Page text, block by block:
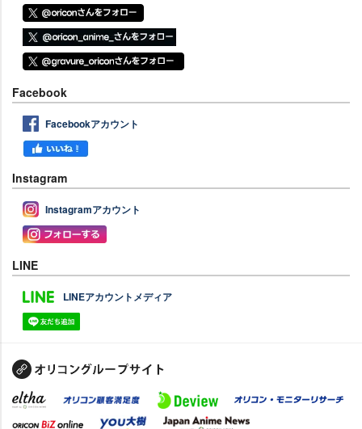
Facebook
Facebookアカウント
Instagram
Instagramアカウント
LINE
LINEアカウントメディア